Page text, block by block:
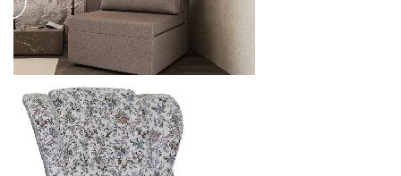
от 10164р.
МЯГКАЯ МЕБЕЛЬ UMA ФЛЕКС - КРЕСЛО РАСКЛАДНОЕ
4872р.